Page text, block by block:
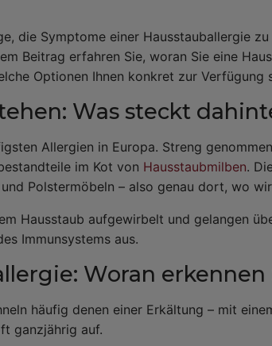
die Symptome einer Hausstauballergie
Beitrag erfahren Sie, woran Sie eine
Optionen Ihnen konkret zur Verfügung
Was steckt
Allergien in Europa. Streng
im Kot von Hausstaubmilben.
Polstermöbeln – also genau dort, wo
Hausstaub aufgewirbelt und gelangen
Immunsystems aus.
Woran erkennen
häufig denen einer Erkältung – mit
ganzjährig auf.